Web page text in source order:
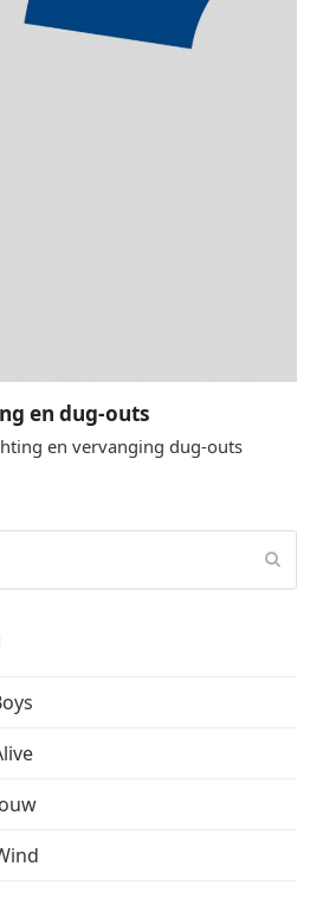
en dug-outs
en vervanging dug-outs